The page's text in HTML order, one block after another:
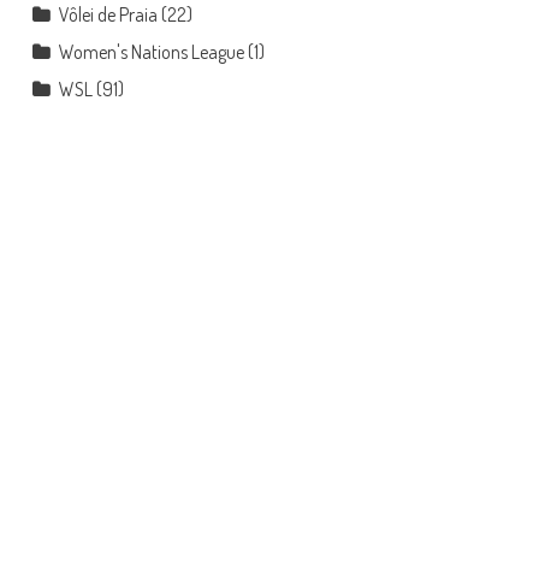
Vôlei de Praia (22)
Women's Nations League(1)
WSL (91)